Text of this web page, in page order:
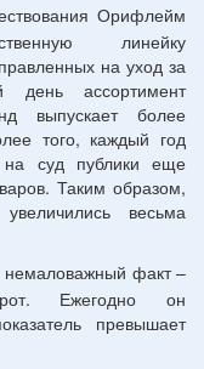
Орифлейм
линейку
на уход за
день ассортимент
выпускает более
того, каждый год
на суд публики еще
Таким образом,
весьма
факт –
Ежегодно он
превышает